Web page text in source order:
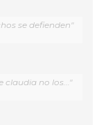
se defienden"
claudia no los..."